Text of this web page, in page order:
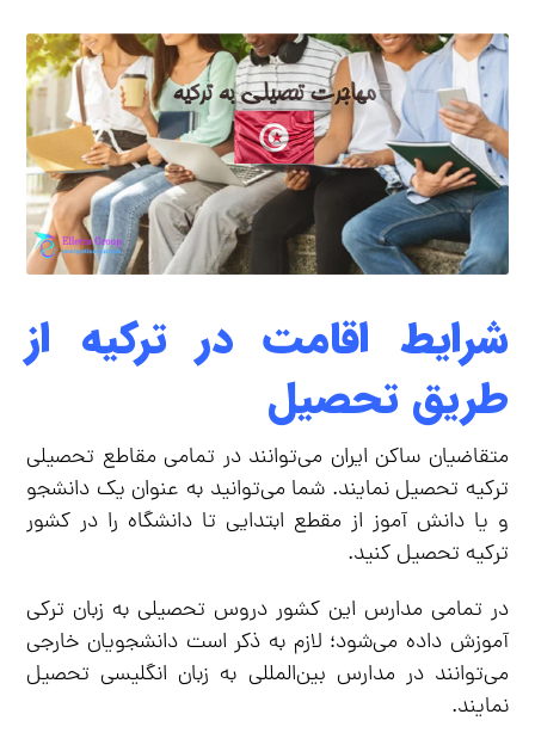
شرایط اقامت در ترکیه از
طریق تحصیل
متقاضیان ساکن ایران می‌توانند در تمامی مقاطع تحصیلی
ترکیه تحصیل نمایند. شما می‌توانید به عنوان یک دانشجو
و یا دانش آموز از مقطع ابتدایی تا دانشگاه را در کشور
ترکیه تحصیل کنید.
در تمامی مدارس این کشور دروس تحصیلی به زبان ترکی
آموزش داده می‌شود؛ لازم به ذکر است دانشجویان خارجی
می‌توانند در مدارس بین‌المللی به زبان انگلیسی تحصیل
نمایند.